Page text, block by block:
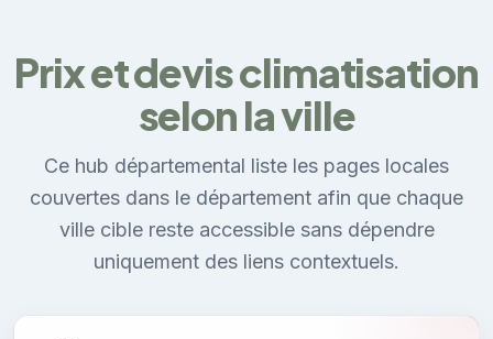
Prix et devis climatisation
selon la ville
Ce hub départemental liste les pages locales
couvertes dans le département afin que chaque
ville cible reste accessible sans dépendre
uniquement des liens contextuels.